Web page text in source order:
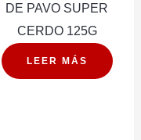
DE PAVO SUPER
CERDO 125G
LEER MÁS